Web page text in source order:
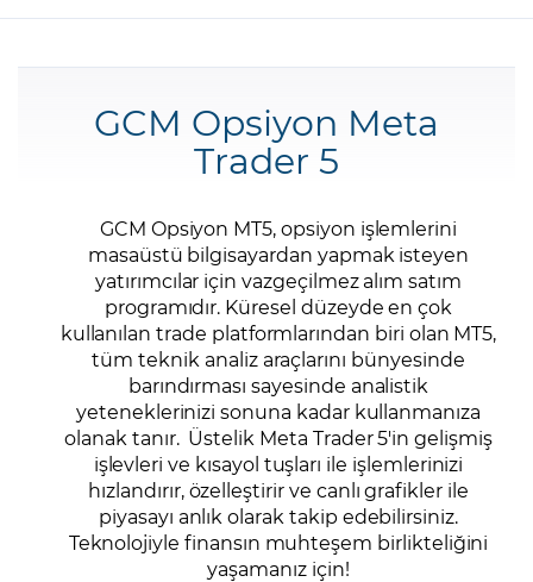
GCM Opsiyon Meta
Trader 5
GCM Opsiyon MT5, opsiyon işlemlerini
masaüstü bilgisayardan yapmak isteyen
yatırımcılar için vazgeçilmez alım satım
programıdır. Küresel düzeyde en çok
kullanılan trade platformlarından biri olan MT5,
tüm teknik analiz araçlarını bünyesinde
barındırması sayesinde analistik
yeteneklerinizi sonuna kadar kullanmanıza
olanak tanır. Üstelik Meta Trader 5'in gelişmiş
işlevleri ve kısayol tuşları ile işlemlerinizi
hızlandırır, özelleştirir ve canlı grafikler ile
piyasayı anlık olarak takip edebilirsiniz.
Teknolojiyle finansın muhteşem birlikteliğini
yaşamanız için!